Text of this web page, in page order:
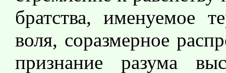
братства, именуемое
воля, соразмерное
признание разума